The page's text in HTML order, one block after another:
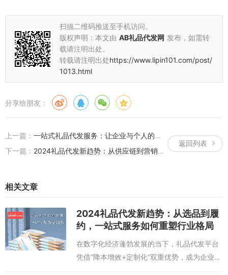
扫描二维码推送至手机访问。
版权声明：本文由 AB礼品代发网 发布，如需转
载请注明出处。
转载请注明出处https://www.lipin101.com/post/
1013.html
分享给朋友：
返回列表
上一篇： 一站式礼品代发服务：让企业与个人的送礼需求轻松实现
下一篇： 2024礼品代发新趋势：从供应链到营销，如何借平台红利实现轻资产创业？
相关文章
2024礼品代发新趋势：从选品到履
约，一站式服务如何重塑行业格局
在数字化经济蓬勃发展的当下，礼品代发平台
凭借“降本增效+定制化”双重优势，成为企业礼
品采购与个人送礼的新选择。这类平台通过整